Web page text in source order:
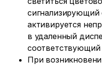
сигнализирующий
активируется
в удаленный
соответствующий
При